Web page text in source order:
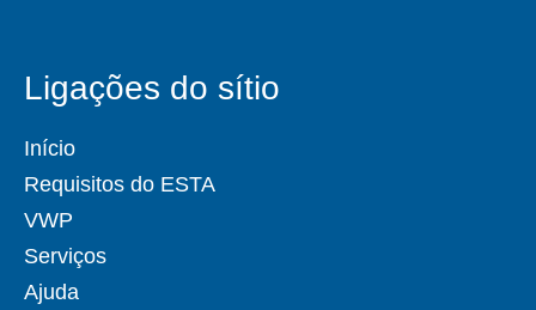
Ligações do sítio
Início
Requisitos do ESTA
VWP
Serviços
Ajuda